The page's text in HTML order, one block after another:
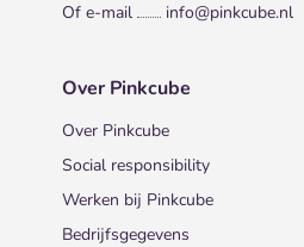
Of e-mail
info@pinkcube.nl
Over Pinkcube
Over Pinkcube
Social responsibility
Werken bij Pinkcube
Bedrijfsgegevens